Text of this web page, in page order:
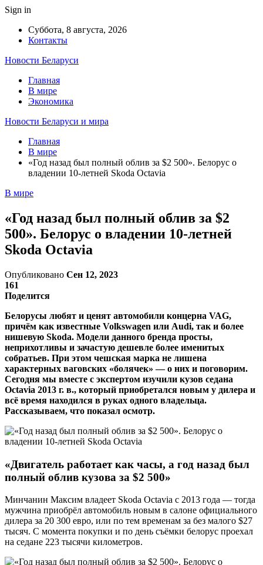
Sign in
Суббота, 8 августа, 2026
Контакты
Новости Беларуси
Главная
В мире
Экономика
Новости Беларуси и мира
Главная
В мире
«Год назад был полный облив за $2 500». Белорус о
владении 10-летней Skoda Octavia
В мире
«Год назад был полный облив за $2
500». Белорус о владении 10-летней
Skoda Octavia
Опубликовано Сен 12, 2023
161
Поделится
Белорусы любят и ценят автомобили концерна VAG,
причём как известные Volkswagen или Audi, так и более
нишевую Skoda. Модели данного бренда просты,
неприхотливы и зачастую дешевле более именитых
собратьев. При этом чешская марка не лишена
характерных ваговских «болячек» — о них и поговорим.
Сегодня мы вместе с экспертом изучили кузов седана
Octavia 2013 г. в., который приобретался новым у дилера и
всё время находился в руках одного владельца.
Рассказываем, что показал осмотр.
«Двигатель работает как часы, а год назад был
полный облив кузова за $2 500»
Минчанин Максим владеет Skoda Octavia с 2013 года — тогда
мужчина приобрёл автомобиль новым в салоне официального
дилера за 20 300 евро, или по тем временам за без малого $27
тысяч. С момента покупки и по день съёмки белорус проехал
на седане 223 тысячи километров.